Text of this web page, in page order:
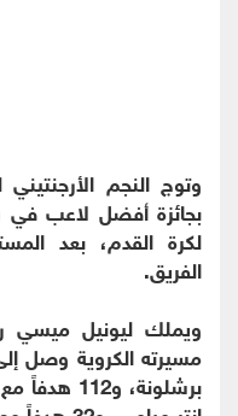
وتوج النجم
بجائزة أفضل لاعب في
لكرة القدم، بعد
الفريق.
ويملك ليونيل ميسي